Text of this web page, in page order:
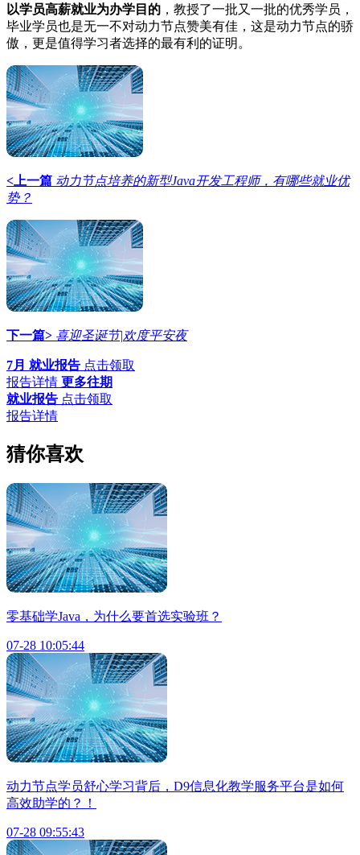
以学员高薪就业为办学目的 ，教授了一批又一批的优秀学员，
毕业学员也是无一不对动力节点赞美有佳，这是动力节点的骄
傲，更是值得学习者选择的最有利的证明。
<上一篇 动力节点培养的新型Java开发工程师，有哪些就业优
势？
下一篇> 喜迎圣诞节|欢度平安夜
7月 就业报告 点击领取
报告详情 更多往期
就业报告 点击领取
报告详情
猜你喜欢
零基础学Java，为什么要首选实验班？
07-28 10:05:44
动力节点学员舒心学习背后，D9信息化教学服务平台是如何
高效助学的？！
07-28 09:55:43